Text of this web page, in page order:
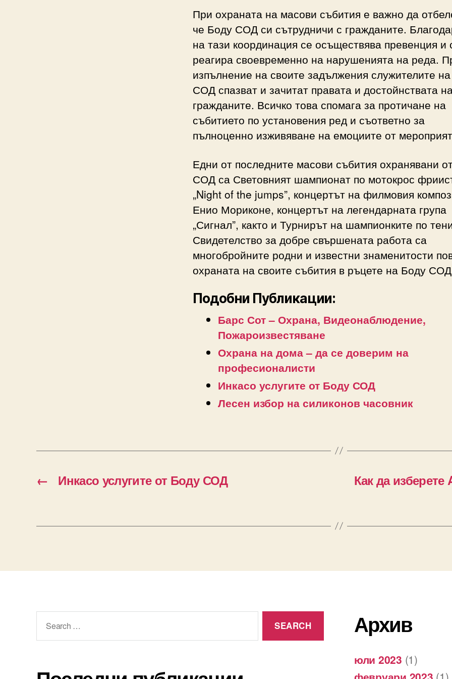
При охраната на масови събития е важно да
че Боду СОД си сътрудничи с гражданите.
на тази координация се осъществява превенция и
реагира своевременно на нарушенията на реда.
изпълнение на своите задължения служителите
СОД спазват и зачитат правата и достойнствата
гражданите. Всичко това спомага за протичане на
събитието по установения ред и съответно за
пълноценно изживяване на емоциите от
Едни от последните масови събития охранявани
СОД са Световният шампионат по мотокрос
„Night of the jumps”, концертът на филмовия
Енио Мориконе, концертът на легендарната група
„Сигнал”, както и Турнирът на шампионките по
Свидетелство за добре свършената работа са
многобройните родни и известни знаменитости
охраната на своите събития в ръцете на Боду
Подобни Публикации:
Барс Сот – Охрана, Видеонаблюдение,
Пожароизвестяване
Охрана на дома – да се доверим на
професионалисти
Инкасо услугите от Боду СОД
Лесен избор на силиконов часовник
← Инкасо услугите от Боду СОД
Как да изберете
for:
Архив
юли 2023 (1)